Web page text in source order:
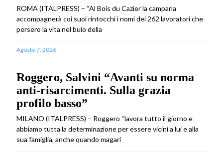
ROMA (ITALPRESS) – “Al Bois du Cazier la campana
accompagnerà coi suoi rintocchi i nomi dei 262 lavoratori che
persero la vita nel buio della
Agosto 7, 2026
Roggero, Salvini “Avanti su norma
anti-risarcimenti. Sulla grazia
profilo basso”
MILANO (ITALPRESS) – Roggero “lavora tutto il giorno e
abbiamo tutta la determinazione per essere vicini a lui e alla
sua famiglia, anche quando magari